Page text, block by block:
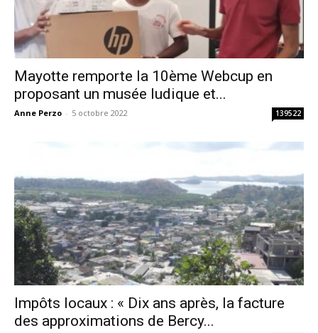
Mayotte remporte la 10ème Webcup en
proposant un musée ludique et...
Anne Perzo - 5 octobre 2022 139522
Impôts locaux : « Dix ans après, la facture
des approximations de Bercy...